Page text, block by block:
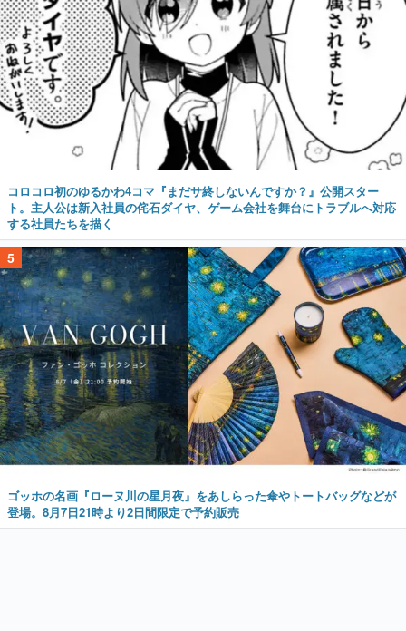
コロコロ初のゆるかわ4コマ『まだサ終しないんですか？』公開スター
ト。主人公は新入社員の侘石ダイヤ、ゲーム会社を舞台にトラブルへ対応
する社員たちを描く
5
ゴッホの名画『ローヌ川の星月夜』をあしらった傘やトートバッグなどが
登場。8月7日21時より2日間限定で予約販売